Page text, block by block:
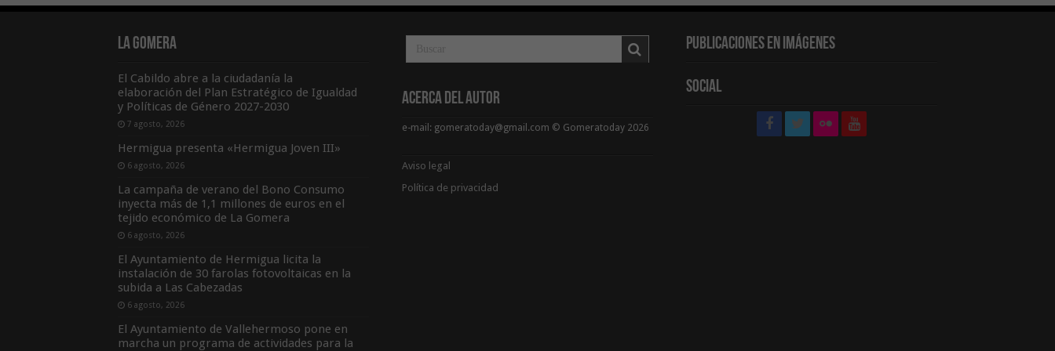
La Gomera
El Cabildo abre a la ciudadanía la
elaboración del Plan Estratégico de Igualdad
y Políticas de Género 2027-2030
7 agosto, 2026
Hermigua presenta «Hermigua Joven III»
6 agosto, 2026
La campaña de verano del Bono Consumo
inyecta más de 1,1 millones de euros en el
tejido económico de La Gomera
6 agosto, 2026
El Ayuntamiento de Hermigua licita la
instalación de 30 farolas fotovoltaicas en la
subida a Las Cabezadas
6 agosto, 2026
El Ayuntamiento de Vallehermoso pone en
marcha un programa de actividades para la
Acerca del Autor
e-mail: gomeratoday@gmail.com © Gomeratoday 2026
Aviso legal
Política de privacidad
Publicaciones en Imágenes
Social